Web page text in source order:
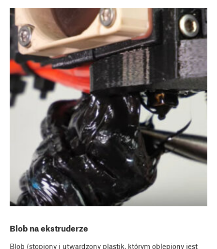
Blob na ekstruderze
Blob (stopiony i utwardzony plastik, którym oblepiony jest